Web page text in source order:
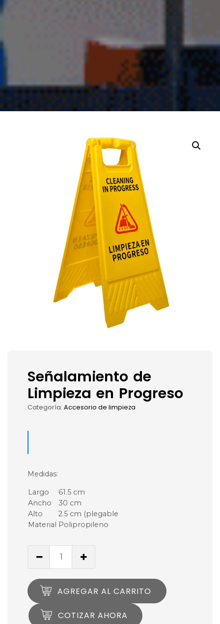
Señalamiento de
Limpieza en Progreso
Categoría: Accesorio de limpieza
Medidas:
Largo
61.5 cm
Ancho
30 cm
Alto
2.5 cm (plegable
Material Polipropileno
AGREGAR AL CARRITO
COTIZAR AHORA